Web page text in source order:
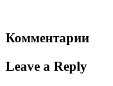
Комментарии
Leave a Reply